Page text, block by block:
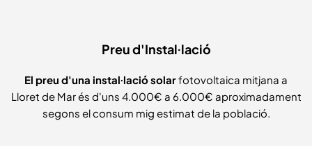
Preu d'Instal·lació
El preu d'una instal·lació solarfotovoltaica mitjana a
Lloret de Mar és d'uns 4.000€ a 6.000€ aproximadament
segons el consum mig estimat de la població.